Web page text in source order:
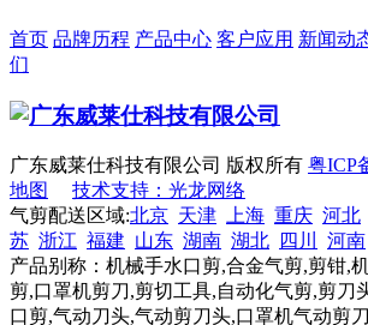
首页 品牌历程 产品中心 客户应用 新闻动
们
广东威莱仕科技有限公司 版权所有 粤ICP
地图
技术支持：光龙网络
气剪配送区域:北京 天津 上海 重庆 河北
苏 浙江 福建 山东 湖南 湖北 四川 河南
产品别称：机械手水口剪,合金气剪,剪钳,
剪,口罩机剪刀,剪切工具,自动化气剪,剪刀
口剪,气动刀头,气动剪刀头,口罩机气动剪